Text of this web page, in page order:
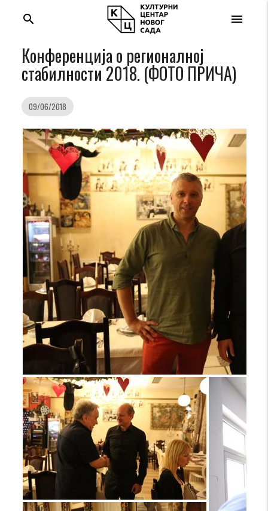
menu
search
Конференција о регионалној
стабилности 2018. (ФОТО ПРИЧА)
09/06/2018